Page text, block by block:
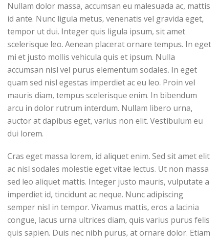
Nullam dolor massa, accumsan eu malesuada ac, mattis
id ante. Nunc ligula metus, venenatis vel gravida eget,
tempor ut dui. Integer quis ligula ipsum, sit amet
scelerisque leo. Aenean placerat ornare tempus. In eget
mi et justo mollis vehicula quis et ipsum. Nulla
accumsan nisl vel purus elementum sodales. In eget
quam sed nisl egestas imperdiet ac eu leo. Proin vel
mauris diam, tempus scelerisque enim. In bibendum
arcu in dolor rutrum interdum. Nullam libero urna,
auctor at dapibus eget, varius non elit. Vestibulum eu
dui lorem.
Cras eget massa lorem, id aliquet enim. Sed sit amet elit
ac nisl sodales molestie eget vitae lectus. Ut non massa
sed leo aliquet mattis. Integer justo mauris, vulputate a
imperdiet id, tincidunt ac neque. Nunc adipiscing
semper nisl in tempor. Vivamus mattis, eros a lacinia
congue, lacus urna ultrices diam, quis varius purus felis
quis sapien. Duis nec nibh purus, at ornare dolor. Etiam